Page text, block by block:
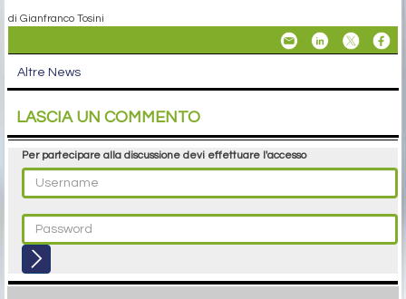
di Gianfranco Tosini
Altre News
LASCIA UN COMMENTO
Per partecipare alla discussione devi effettuare l'accesso